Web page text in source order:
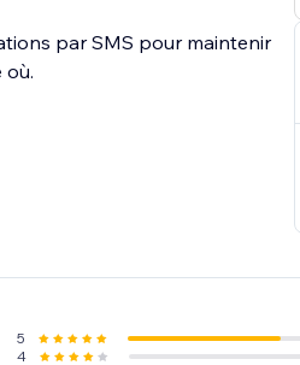
par SMS pour maintenir
5
4